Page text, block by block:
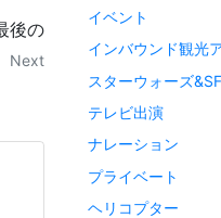
後の
Next
イベント
インバウンド観光
スターウォーズ&SF
テレビ出演
ナレーション
プライベート
ヘリコプター